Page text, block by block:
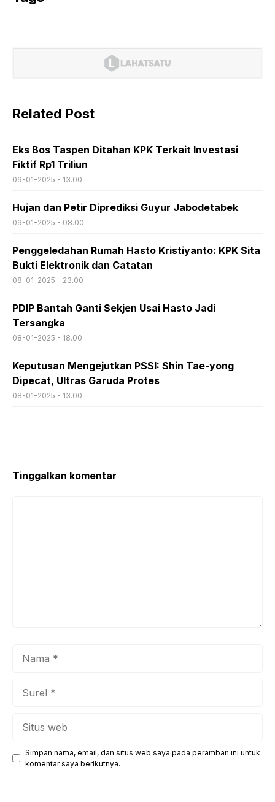
Related Post
Eks Bos Taspen Ditahan KPK Terkait Investasi
Fiktif Rp1 Triliun
09-01-2025 - 13.00
Hujan dan Petir Diprediksi Guyur Jabodetabek
09-01-2025 - 08.00
Penggeledahan Rumah Hasto Kristiyanto: KPK Sita
Bukti Elektronik dan Catatan
08-01-2025 - 23.00
PDIP Bantah Ganti Sekjen Usai Hasto Jadi
Tersangka
08-01-2025 - 18.00
Keputusan Mengejutkan PSSI: Shin Tae-yong
Dipecat, Ultras Garuda Protes
08-01-2025 - 13.00
Tinggalkan komentar
Simpan nama, email, dan situs web saya pada peramban ini untuk
komentar saya berikutnya.